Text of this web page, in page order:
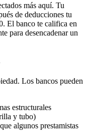
más aquí. Tu
de deducciones tu
El banco te califica en
para desencadenar un
Los bancos pueden
estructurales
y tubo)
algunos prestamistas